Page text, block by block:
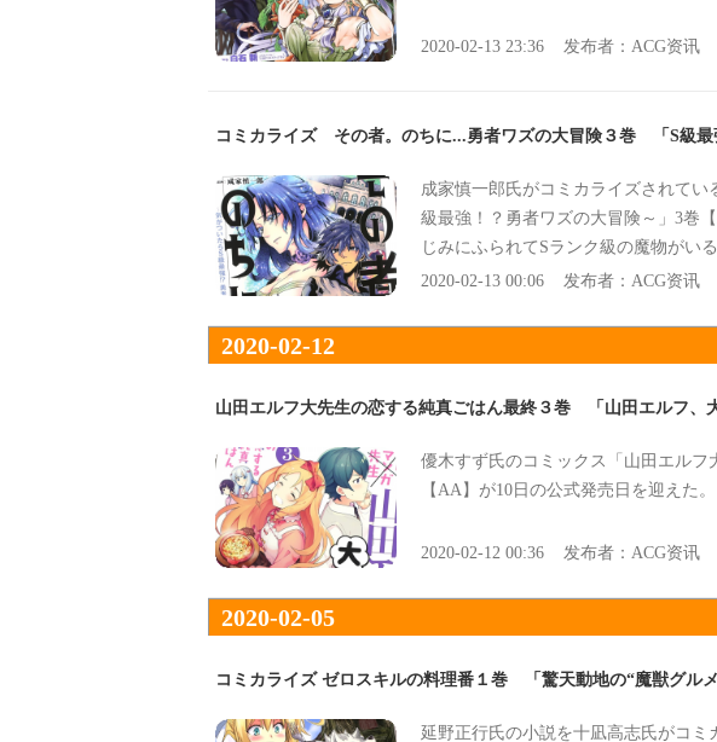
2020-02-13 23:36 发布者： ACG资讯
コミカライズ その者。のちに...勇者ワズの大冒険３巻 「S級最
成家慎一郎氏がコミカライズされて
級最強！？勇者ワズの大冒険～」3巻
じみにふられてSランク級の魔物がい
主人公にし、
2020-02-13 00:06 发布者： ACG资讯
2020-02-12
山田エルフ大先生の恋する純真ごはん最終３巻 「山田エルフ、
優木すず氏のコミックス「山田エルフ
【AA】が10日の公式発売日を迎えた。
2020-02-12 00:36 发布者： ACG资讯
2020-02-05
コミカライズ ゼロスキルの料理番１巻 「驚天動地の“魔獣グルメ
延野正行氏の小説を十凪高志氏がコ